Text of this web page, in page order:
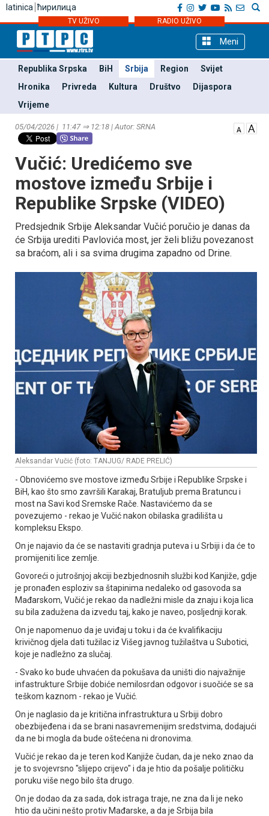
latinica ћирилица
TV UŽIVO RADIO UŽIVO
Meni
Republika Srpska BiH Srbija Region
Svijet
Hronika
Privreda Kultura Društvo
Dijaspora
Vrijeme
05/04/2026 | 11:47 ⇒ 12:18 | Autor: SRNA
Vučić: Uredićemo sve
mostove između Srbije i
Republike Srpske (VIDEO)
Predsjednik Srbije Aleksandar Vučić poručio je danas da
će Srbija urediti Pavlovića most, jer želi bližu povezanost
sa braćom, ali i sa svima drugima zapadno od Drine.
Aleksandar Vučić (foto: TANJUG/ RADE PRELIĆ)
- Obnovićemo sve mostove između Srbije i Republike Srpske i
BiH, kao što smo završili Karakaj, Bratuljub prema Bratuncu i
most na Savi kod Sremske Rače. Nastavićemo da se
povezujemo - rekao je Vučić nakon obilaska gradilišta u
kompleksu Ekspo.
On je najavio da će se nastaviti gradnja puteva i u Srbiji i da će to
promijeniti lice zemlje.
Govoreći o jutrošnjoj akciji bezbjednosnih službi kod Kanjiže, gdje
je pronađen esploziv sa štapinima nedaleko od gasovoda sa
Mađarskom, Vučić je rekao da nadležni misle da znaju i koja lica
su bila zadužena da izvedu taj, kako je naveo, posljednji korak.
On je napomenuo da je uviđaj u toku i da će kvalifikaciju
krivičnog djela dati tužilac iz Višeg javnog tužilaštva u Subotici,
koje je nadležno za slučaj.
- Svako ko bude uhvaćen da pokušava da uništi dio najvažnije
infastrukture Srbije dobiće nemilosrdan odgovor i suočiće se sa
teškom kaznom - rekao je Vučić.
On je naglasio da je kritična infrastruktura u Srbiji dobro
obezbijeđena i da se brani nasavremenijim sredstvima, dodajući
da ne bi mogla da bude oštećena ni dronovima.
Vučić je rekao da je teren kod Kanjiže čudan, da je neko znao da
je to svojevrsno "slijepo crijevo" i da je htio da pošalje političku
poruku više nego bilo šta drugo.
On je dodao da za sada, dok istraga traje, ne zna da li je neko
htio da učini nešto protiv Mađarske, a da je Srbija bila